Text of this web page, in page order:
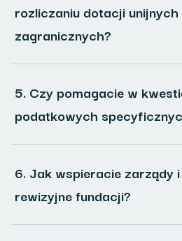
rozliczaniu dotacji
zagranicznych?
5. Czy pomagacie w
podatkowych
6. Jak wspieracie zarządy
rewizyjne fundacji?